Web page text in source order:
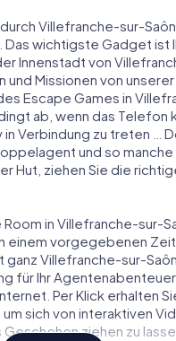
Villefranche-sur-
wichtigste Gadget ist
Innenstadt von
Missionen von
Escape Games in
ab, wenn das Telefon
Verbindung zu treten …
und so
Hut, ziehen Sie die
in Villefranche-sur-
einem vorgegebenen
Villefranche-sur-
für Ihr
Per Klick erhalten
sich von interaktiven
ziehen zu